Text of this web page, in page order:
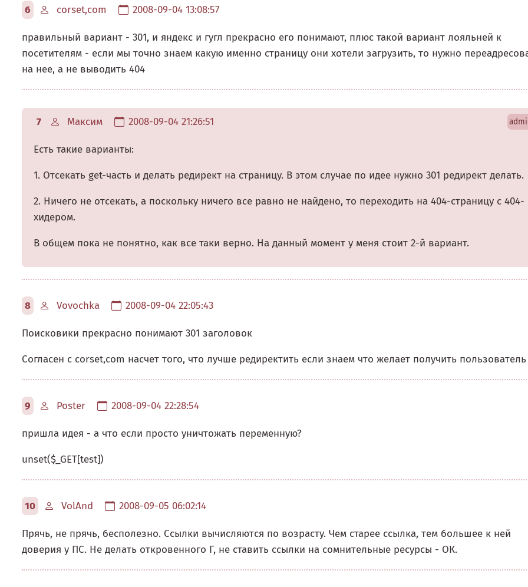
6 corset,com 2008-09-04 13:08:57
правильный вариант - 301, и яндекс и гугл прекрасно его понимают, плюс такой вариант лояльней к
посетителям - если мы точно знаем какую именно страницу они хотели загрузить, то нужно
на нее, а не выводить 404
7 Максим 2008-09-04 21:26:51
Есть такие варианты:
1. Отсекать get-часть и делать редирект на страницу. В этом случае по идее нужно 301 редирект делать.
2. Ничего не отсекать, а поскольку ничего все равно не найдено, то переходить на 404-страницу с 404-
хидером.
В общем пока не понятно, как все таки верно. На данный момент у меня стоит 2-й вариант.
8 Vovochka 2008-09-04 22:05:43
Поисковики прекрасно понимают 301 заголовок
Согласен с corset,com насчет того, что лучше редиректить если знаем что желает получить пользователь
9 Poster 2008-09-04 22:28:54
пришла идея - а что если просто уничтожать переменную?
unset($_GET[test])
10 VolAnd 2008-09-05 06:02:14
Прячь, не прячь, бесполезно. Ссылки вычисляются по возрасту. Чем старее ссылка, тем большее к ней
доверия у ПС. Не делать откровенного Г, не ставить ссылки на сомнительные ресурсы - ОК.